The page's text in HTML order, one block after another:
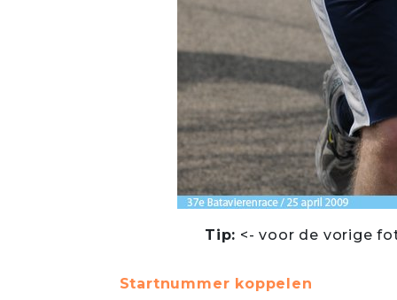
Tip: <- voor de vorige
Startnummer koppelen